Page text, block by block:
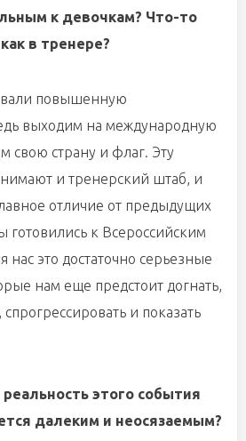
к девочкам? Что-то
в тренере?
повышенную
выходим на международную
свою страну и флаг. Эту
и тренерский штаб, и
отличие от предыдущих
готовились к Всероссийским
нас это достаточно серьезные
нам еще предстоит догнать,
и показать
этого события
далеким и неосязаемым?